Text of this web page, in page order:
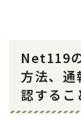
Net119
方法、通
認するこ